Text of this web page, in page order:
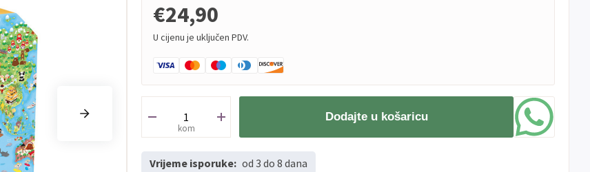
€24,90
U cijenu je uključen PDV.
kom
Dodajte u košaricu
Vrijeme isporuke: od 3 do 8 dana